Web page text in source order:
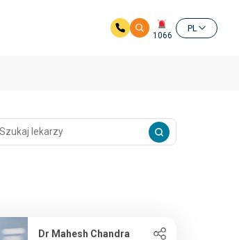
1066
PL
Dr Mahesh Chandra